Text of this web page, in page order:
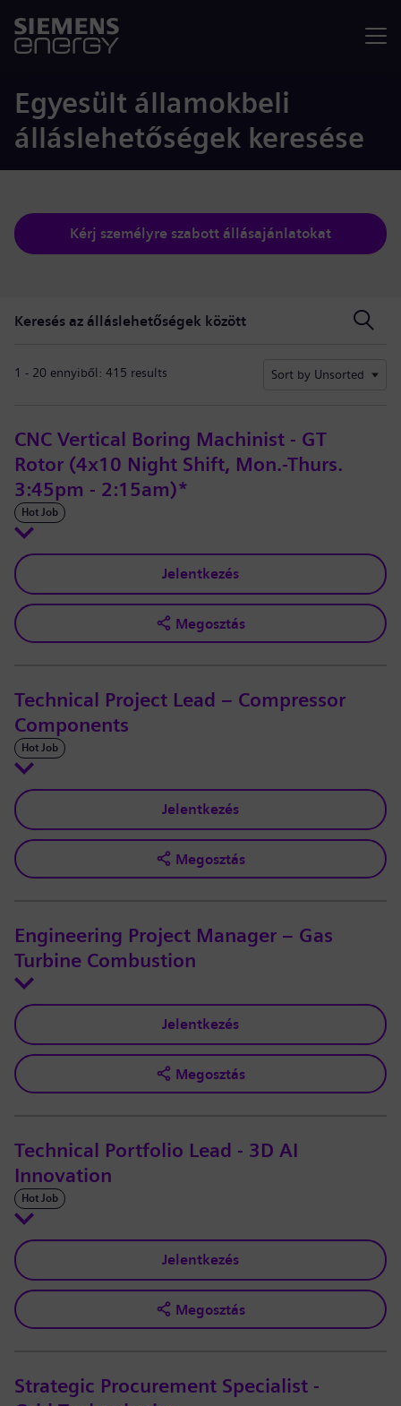
Egyesült államokbeli
álláslehetőségek keresése
Kérj személyre szabott állásajánlatokat
Keresés az álláslehetőségek között
1 - 20 ennyiből: 415 results Sort by Unsorted
CNC Vertical Boring Machinist - GT
Rotor (4x10 Night Shift, Mon.-Thurs.
3:45pm - 2:15am)*
Hot Job
Jelentkezés
Megosztás
Technical Project Lead – Compressor
Components
Hot Job
Jelentkezés
Megosztás
Engineering Project Manager – Gas
Turbine Combustion
Jelentkezés
Megosztás
Technical Portfolio Lead - 3D AI
Innovation
Hot Job
Jelentkezés
Megosztás
Strategic Procurement Specialist -